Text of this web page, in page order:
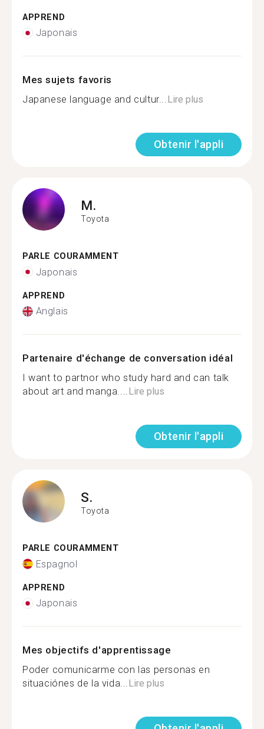
APPREND
Japonais
Mes sujets favoris
Japanese language and cultur...Lire plus
Obtenir l'appli
M.
Toyota
PARLE COURAMMENT
Japonais
APPREND
Anglais
Partenaire d'échange de conversation idéal
I want to partnor who study hard and can talk
about art and manga....Lire plus
Obtenir l'appli
S.
Toyota
PARLE COURAMMENT
Espagnol
APPREND
Japonais
Mes objectifs d'apprentissage
Poder comunicarme con las personas en
situaciónes de la vida...Lire plus